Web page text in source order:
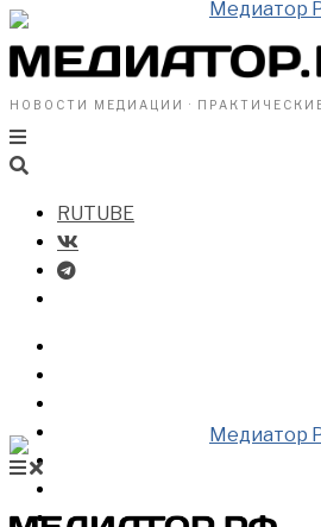
НОВОСТИ МЕДИАЦИИ ·
RUTUBE
ВИДЕО